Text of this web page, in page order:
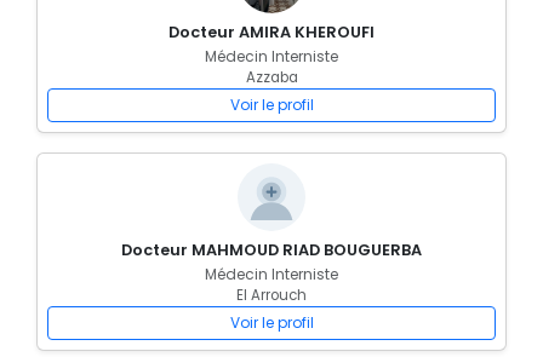
Docteur AMIRA KHEROUFI
Médecin Interniste
Azzaba
Voir le profil
Docteur MAHMOUD RIAD BOUGUERBA
Médecin Interniste
El Arrouch
Voir le profil